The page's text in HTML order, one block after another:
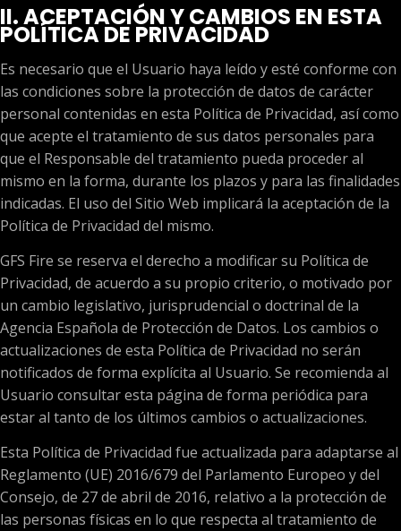
II. ACEPTACIÓN Y CAMBIOS EN ESTA
POLÍTICA DE PRIVACIDAD
Es necesario que el Usuario haya leído y esté conforme con
las condiciones sobre la protección de datos de carácter
personal contenidas en esta Política de Privacidad, así como
que acepte el tratamiento de sus datos personales para
que el Responsable del tratamiento pueda proceder al
mismo en la forma, durante los plazos y para las finalidades
indicadas. El uso del Sitio Web implicará la aceptación de la
Política de Privacidad del mismo.
GFS Fire se reserva el derecho a modificar su Política de
Privacidad, de acuerdo a su propio criterio, o motivado por
un cambio legislativo, jurisprudencial o doctrinal de la
Agencia Española de Protección de Datos. Los cambios o
actualizaciones de esta Política de Privacidad no serán
notificados de forma explícita al Usuario. Se recomienda al
Usuario consultar esta página de forma periódica para
estar al tanto de los últimos cambios o actualizaciones.
Esta Política de Privacidad fue actualizada para adaptarse al
Reglamento (UE) 2016/679 del Parlamento Europeo y del
Consejo, de 27 de abril de 2016, relativo a la protección de
las personas físicas en lo que respecta al tratamiento de